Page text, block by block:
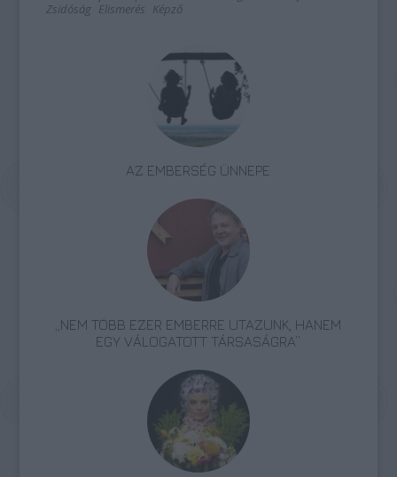
Zsidóság Elismerés Képző
AZ EMBERSÉG ÜNNEPE
„NEM TÖBB EZER EMBERRE UTAZUNK, HANEM
EGY VÁLOGATOTT TÁRSASÁGRA”